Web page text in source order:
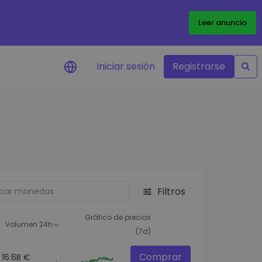
Leer anuncio
oportunidades de
inteligente para un
Iniciar sesión Registrarse
Filtros
Volumen 24h
Gráfico de precios
(7d)
16.6B € Comprar